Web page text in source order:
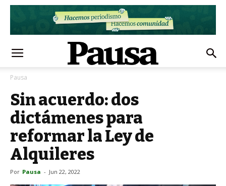
Pausa
Sin acuerdo: dos
dictámenes para
reformar la Ley de
Alquileres
Por Pausa - Jun 22, 2022